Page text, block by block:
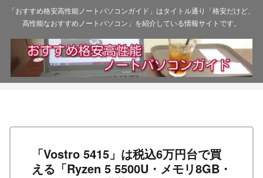
「おすすめ格安高性能ノートパソコンガイド」はタイトル通り「格安だけど、
高性能なおすすめノートパソコン」を紹介している情報サイトです。
「Vostro 5415」は税込6万円台で買
える「Ryzen 5 5500U・メモリ8GB・